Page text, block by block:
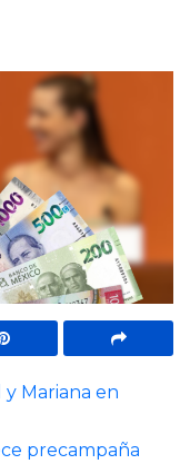
Mariana en
precampaña